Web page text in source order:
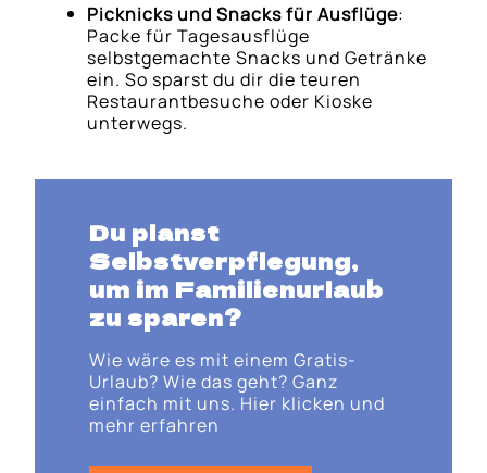
Picknicks und Snacks für Ausflüge:
Packe für Tagesausflüge
selbstgemachte Snacks und Getränke
ein. So sparst du dir die teuren
Restaurantbesuche oder Kioske
unterwegs.
Du planst
Selbstverpflegung,
um im Familienurlaub
zu sparen?
Wie wäre es mit einem Gratis-
Urlaub? Wie das geht? Ganz
einfach mit uns. Hier klicken und
mehr erfahren